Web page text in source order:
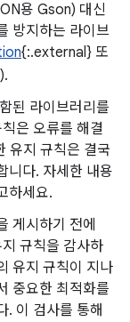
용 Gson) 대신
방지하는 라이브
{:.external} 또
된 라이브러리를
은 오류를 해결
유지 규칙은 결국
니다. 자세한 내용
하세요.
게시하기 전에
규칙을 감사하
유지 규칙이 지나
중요한 최적화를
. 이 검사를 통해